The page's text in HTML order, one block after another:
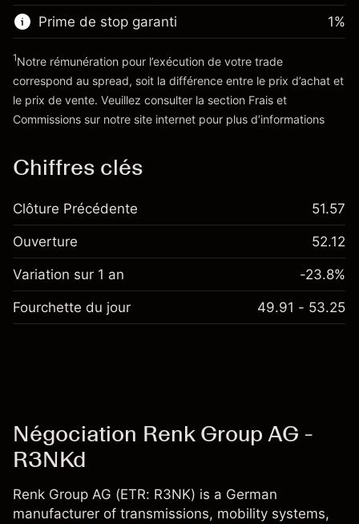
Valeur nominale avec effet de levier
~€4,000.00
Vers la plateforme
position
Taille de la position avec effet de levier
Valeur nominale avec effet de levier
~ €4,000.00
Prime de stop garanti
'Tarifs et Frais
1%
1Notre rémunération pour l’exécution de votre trade
correspond au spread, soit la différence entre le prix d’achat et
le prix de vente. Veuillez consulter la section Frais et
Commissions sur notre site internet pour plus d’informations
Chiffres clés
Clôture Précédente 51.57
Ouverture 52.12
Variation sur 1 an -23.8%
Fourchette du jour 49.91 - 53.25
Négociation Renk Group AG -
R3NKd
Renk Group AG (ETR: R3NK) is a German
manufacturer of transmissions, mobility systems,